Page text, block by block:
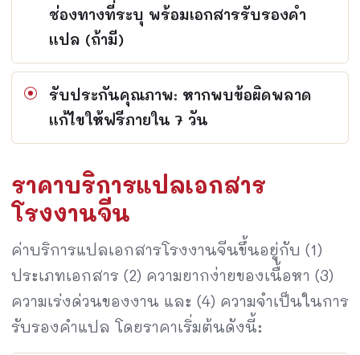
ช่องทางที่ระบุ พร้อมเอกสารรับรองคำ
แปล (ถ้ามี)
รับประกันคุณภาพ: หากพบข้อผิดพลาด
แก้ไขให้ฟรีภายใน 7 วัน
ราคาบริการแปลเอกสาร
โรงงานจีน
ค่าบริการแปลเอกสารโรงงานจีนขึ้นอยู่กับ (1)
ประเภทเอกสาร (2) ความยากง่ายของเนื้อหา (3)
ความเร่งด่วนของงาน และ (4) ความจำเป็นในการ
รับรองคำแปล โดยราคาเริ่มต้นดังนี้: